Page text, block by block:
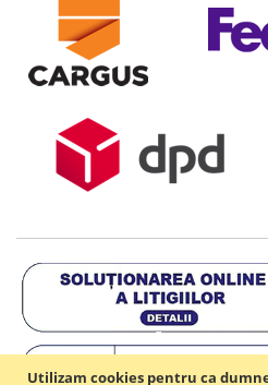
Utilizam cookies pentru ca